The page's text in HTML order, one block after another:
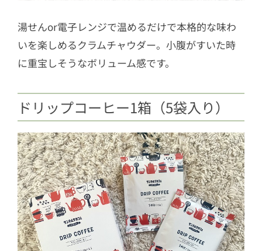
湯せんor電子レンジで温めるだけで本格的な味わ
いを楽しめるクラムチャウダー。小腹がすいた時
に重宝しそうなボリューム感です。
ドリップコーヒー1箱（5袋入り）